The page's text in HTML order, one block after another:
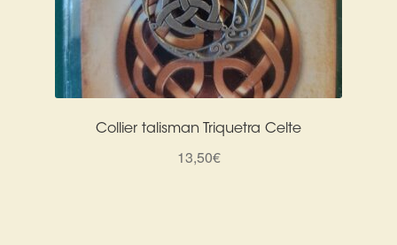
Collier talisman Triquetra Celte
13,50€